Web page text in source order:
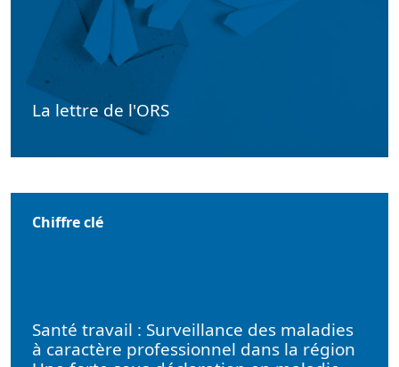
La lettre de l'ORS
Chiffre clé
Santé travail : Surveillance des maladies
à caractère professionnel dans la région